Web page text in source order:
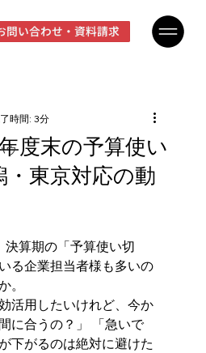
問い合わせ・資料請求
ウ 度末の予算使い
東京対応の動
時間: 3分
決算期の「予算使い切
る企業担当者様も多いの
。
活用したいけれど、今か
に合うの？」 「急いで
下がるのは絶対に避けた